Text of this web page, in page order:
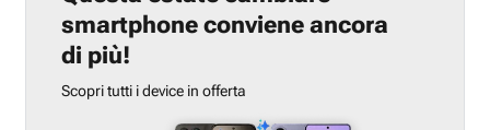
smartphone conviene ancora
di più!
Scopri tutti i device in offerta